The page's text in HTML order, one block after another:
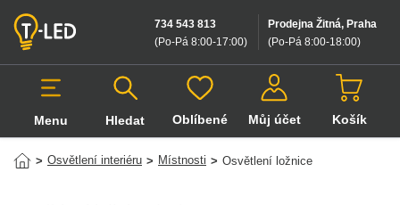
Prodejna Žitná, Praha
(Po-Pá 8:00-18:00)
734 543 813
(Po-Pá 8:00-17:00)
Menu Hledat
Hledat v produktech
Oblíbené Můj účet Košík
> Osvětlení interiéru > Místnosti > Osvětlení ložnice